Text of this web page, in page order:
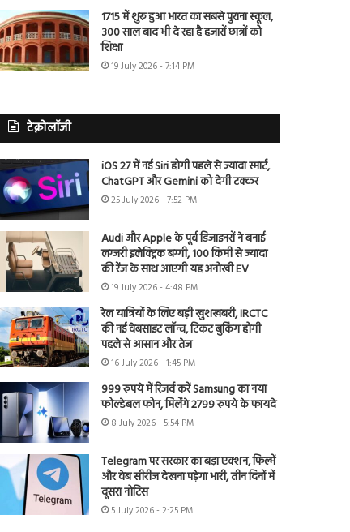
1715 में शुरू हुआ भारत का सबसे पुराना स्कूल,
300 साल बाद भी दे रहा है हजारों छात्रों को
शिक्षा
19 July 2026 - 7:14 PM
टेक्नोलॉजी
iOS 27 में नई Siri होगी पहले से ज्यादा स्मार्ट,
ChatGPT और Gemini को देगी टक्कर
25 July 2026 - 7:52 PM
Audi और Apple के पूर्व डिजाइनरों ने बनाई
लग्जरी इलेक्ट्रिक बग्गी, 100 किमी से ज्यादा
की रेंज के साथ आएगी यह अनोखी EV
19 July 2026 - 4:48 PM
रेल यात्रियों के लिए बड़ी खुशखबरी, IRCTC
की नई वेबसाइट लॉन्च, टिकट बुकिंग होगी
पहले से आसान और तेज
16 July 2026 - 1:45 PM
999 रुपये में रिजर्व करें Samsung का नया
फोल्डेबल फोन, मिलेंगे 2799 रुपये के फायदे
8 July 2026 - 5:54 PM
Telegram पर सरकार का बड़ा एक्शन, फिल्में
और वेब सीरीज देखना पड़ेगा भारी, तीन दिनों में
दूसरा नोटिस
5 July 2026 - 2:25 PM